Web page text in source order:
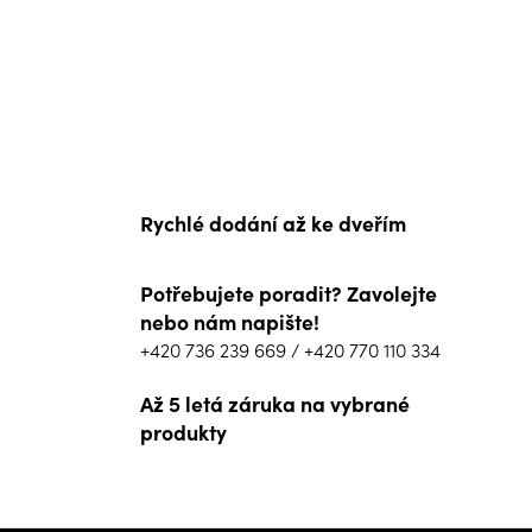
Rychlé dodání až ke dveřím
Potřebujete poradit? Zavolejte
nebo nám napište!
+420 736 239 669 / +420 770 110 334
Až 5 letá záruka na vybrané
produkty